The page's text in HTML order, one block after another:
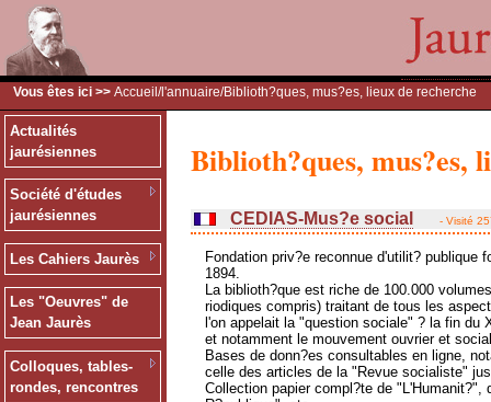
Vous êtes ici >> Accueil /l'annuaire/Biblioth?ques, mus?es, lieux de recherche
Actualités
jaurésiennes
Société d'études
jaurésiennes
Les Cahiers Jaurès
Les "Oeuvres" de
Jean Jaurès
Colloques, tables-
rondes, rencontres
Biblioth?ques, mus?es,
CEDIAS-Mus?e social - Visité
Fondation priv?e reconnue d'utilit? publique
1894.
La biblioth?que est riche de 100.000
riodiques compris) traitant de tous les
l'on appelait la "question sociale" ? la fin du
et notamment le mouvement ouvrier et
Bases de donn?es consultables en ligne,
celle des articles de la "Revue socialiste"
Collection papier compl?te de "L'Humanit?",